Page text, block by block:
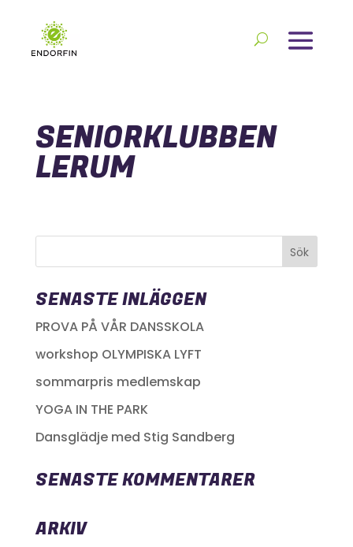
SENIORKLUBBEN
LERUM
SENASTE INLÄGGEN
PROVA PÅ VÅR DANSSKOLA
workshop OLYMPISKA LYFT
sommarpris medlemskap
YOGA IN THE PARK
Dansglädje med Stig Sandberg
SENASTE KOMMENTARER
ARKIV